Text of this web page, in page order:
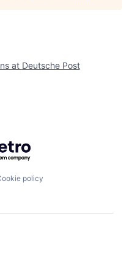
at Deutsche Post
Getro.com
policy